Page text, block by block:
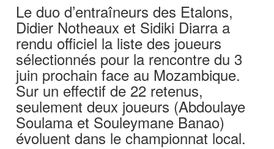
Le duo d’entraîneurs des Etalons,
Didier Notheaux et Sidiki Diarra a
rendu officiel la liste des joueurs
sélectionnés pour la rencontre du 3
juin prochain face au Mozambique.
Sur un effectif de 22 retenus,
seulement deux joueurs (Abdoulaye
Soulama et Souleymane Banao)
évoluent dans le championnat local.